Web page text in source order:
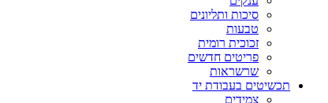
סיכות ותליונים
טבעות
זכוכית רומית
פריטים חדשים
שרשראות
תכשיטים בעבודת יד
צמידים